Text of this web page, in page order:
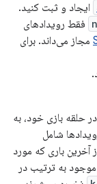
ایجاد و ثبت کنید.
فقط رویدادهای
مجاز می‌داند. برای
در حلقه بازی خود، به
شامل
آخرین باری که مورد
موجود به ترتیب در